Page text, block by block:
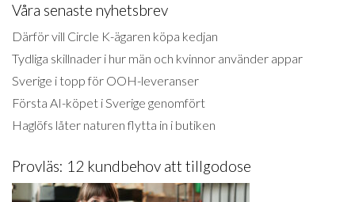
Våra senaste nyhetsbrev
Därför vill Circle K-ägaren köpa kedjan
Tydliga skillnader i hur män och kvinnor använder appar
Sverige i topp för OOH-leveranser
Första AI-köpet i Sverige genomfört
Haglöfs låter naturen flytta in i butiken
Provläs: 12 kundbehov att tillgodose